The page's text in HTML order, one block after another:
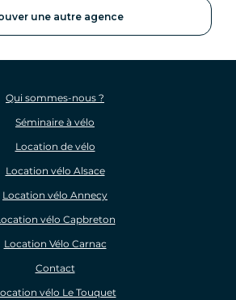
une autre agence
Qui sommes-nous ?
Séminaire à vélo
Location de vélo
Location vélo Alsace
Location vélo Annecy
vélo Capbreton
Location Vélo Carnac
Contact
vélo Le Touquet